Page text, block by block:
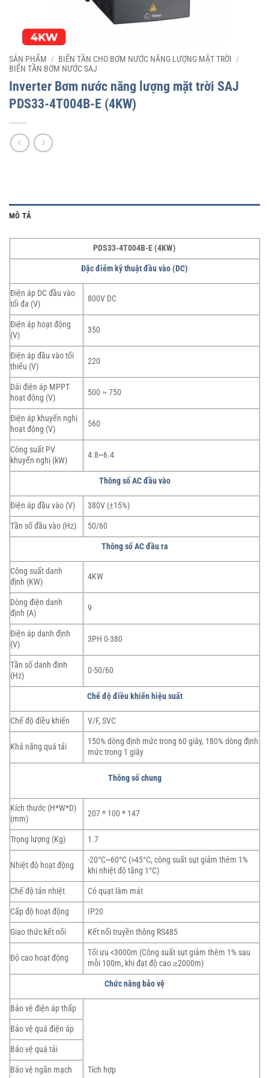
SẢN PHẨM / BIẾN TẦN CHO BƠM NƯỚC NĂNG LƯỢNG MẶT TRỜI /
BIẾN TẦN BƠM NƯỚC SAJ
Inverter Bơm nước năng lượng mặt trời SAJ
PDS33-4T004B-E (4KW)
MÔ TẢ
PDS33-4T004B-E (4KW)
Đặc điểm kỹ thuật đầu vào (DC)
Điện áp DC đầu vào
tối đa (V)
800V DC
Điện áp hoạt động
(V)
350
Điện áp đầu vào tối
thiểu (V)
220
Dải điện áp MPPT
hoạt động (V)
500 ~ 750
Điện áp khuyến nghị
hoạt động (V)
560
Công suất PV
khuyến nghị (kW)
4.8~6.4
Thông số AC đầu vào
Điện áp đầu vào (V)
380V (±15%)
Tần số đầu vào (Hz)
50/60
Thông số AC đầu ra
Công suất danh
định (KW)
4KW
Dòng điện danh
định (A)
9
Điện áp danh định
(V)
3PH 0-380
Tần số danh định
(Hz)
0-50/60
Chế độ điều khiển hiệu suất
Chế độ điều khiển V/F, SVC
Khả năng quá tải
150% dòng định mức trong 60 giây, 180% dòng định
mức trong 1 giây
Thông số chung
Kích thước (H*W*D)
(mm)
207 * 100 * 147
Trọng lượng (Kg) 1.7
Nhiệt độ hoạt động
-20°C~60°C (>45°C, công suất sụt giảm thêm 1%
khi nhiệt độ tăng 1°C)
Chế độ tản nhiệt
Có quạt làm mát
Cấp độ hoạt động
IP20
Giao thức kết nối
Kết nối truyền thông RS485
Độ cao hoạt động
Tối ưu <3000m (Công suất sụt giảm thêm 1% sau
mỗi 100m, khi đạt độ cao ≥2000m)
Chức năng bảo vệ
Bảo vệ điện áp thấp
Tích hợp
Bảo vệ quá điện áp
Bảo vệ quá tải
Bảo vệ ngắn mạch